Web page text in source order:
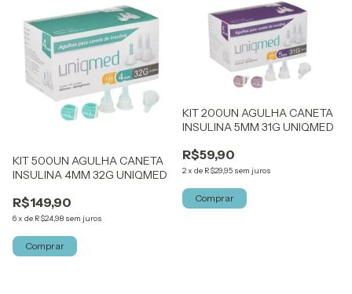
KIT 500UN AGULHA CANETA
INSULINA 4MM 32G UNIQMED
R$149,90
6x de R$24,98 sem juros
KIT 200UN AGULHA CANETA
INSULINA 5MM 31G UNIQMED
R$59,90
2x de R$29,95 sem juros